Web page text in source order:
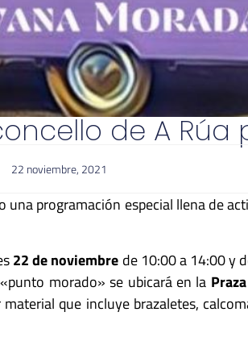
de A Rúa
22 noviembre, 2021
una programación especial llena de
22 de noviembre de 10:00 a 14:00 y
morado» se ubicará en la
que incluye brazaletes,